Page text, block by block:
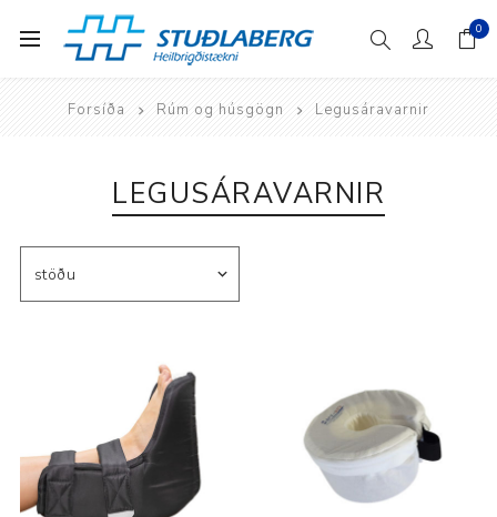
0
Forsíða Rúm og húsgögn Legusáravarnir
LEGUSÁRAVARNIR